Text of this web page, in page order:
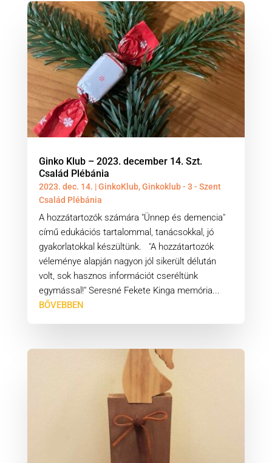
Ginko Klub – 2023. december 14. Szt.
Család Plébánia
2023. dec. 14. |GinkoKlub,Ginkoklub - 3 - Szent
Család Plébánia
A hozzátartozók számára "Ünnep és demencia"
című edukációs tartalommal, tanácsokkal, jó
gyakorlatokkal készültünk. "A hozzátartozók
véleménye alapján nagyon jól sikerült délután
volt, sok hasznos információt cseréltünk
egymással!" Seresné Fekete Kinga memória...
BŐVEBBEN